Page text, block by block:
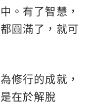
。有了智慧，
圓滿了，就可
修行的成就，
在於解脫